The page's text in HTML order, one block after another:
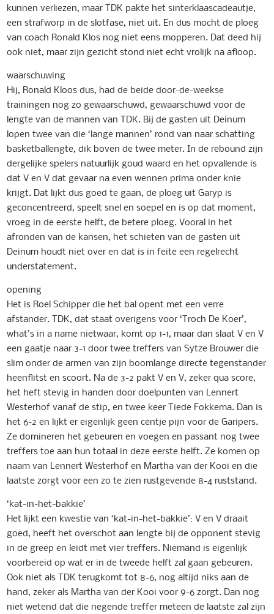
kunnen verliezen, maar TDK pakte het sinterklaascadeautje,
een strafworp in de slotfase, niet uit. En dus mocht de ploeg
van coach Ronald Klos nog niet eens mopperen. Dat deed hij
ook niet, maar zijn gezicht stond niet echt vrolijk na afloop.
waarschuwing
Hij, Ronald Kloos dus, had de beide door-de-weekse
trainingen nog zo gewaarschuwd, gewaarschuwd voor de
lengte van de mannen van TDK. Bij de gasten uit Deinum
lopen twee van die ‘lange mannen’ rond van naar schatting
basketballengte, dik boven de twee meter. In de rebound zijn
dergelijke spelers natuurlijk goud waard en het opvallende is
dat V en V dat gevaar na even wennen prima onder knie
krijgt. Dat lijkt dus goed te gaan, de ploeg uit Garyp is
geconcentreerd, speelt snel en soepel en is op dat moment,
vroeg in de eerste helft, de betere ploeg. Vooral in het
afronden van de kansen, het schieten van de gasten uit
Deinum houdt niet over en dat is in feite een regelrecht
understatement.
opening
Het is Roel Schipper die het bal opent met een verre
afstander. TDK, dat staat overigens voor ‘Troch De Koer’,
what’s in a name nietwaar, komt op 1-1, maar dan slaat V en V
een gaatje naar 3-1 door twee treffers van Sytze Brouwer die
slim onder de armen van zijn boomlange directe tegenstander
heenflitst en scoort. Na de 3-2 pakt V en V, zeker qua score,
het heft stevig in handen door doelpunten van Lennert
Westerhof vanaf de stip, en twee keer Tiede Fokkema. Dan is
het 6-2 en lijkt er eigenlijk geen centje pijn voor de Garipers.
Ze domineren het gebeuren en voegen en passant nog twee
treffers toe aan hun totaal in deze eerste helft. Ze komen op
naam van Lennert Westerhof en Martha van der Kooi en die
laatste zorgt voor een zo te zien rustgevende 8-4 ruststand.
‘kat-in-het-bakkie’
Het lijkt een kwestie van ‘kat-in-het-bakkie’: V en V draait
goed, heeft het overschot aan lengte bij de opponent stevig
in de greep en leidt met vier treffers. Niemand is eigenlijk
voorbereid op wat er in de tweede helft zal gaan gebeuren.
Ook niet als TDK terugkomt tot 8-6, nog altijd niks aan de
hand, zeker als Martha van der Kooi voor 9-6 zorgt. Dan nog
niet wetend dat die negende treffer meteen de laatste zal zijn